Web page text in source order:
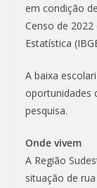
em condição
Censo de
Estatística
A baixa
oportunidades
pesquisa.
Onde vivem
A Região
situação de